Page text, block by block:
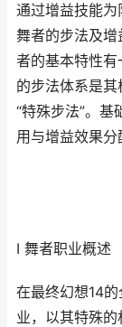
通过增益技能为
舞者的步法及
者的基本特性
的步法体系是其
“特殊步法”。
用与增益效果
I 舞者职业概述
在最终幻想14
业，以其特殊的